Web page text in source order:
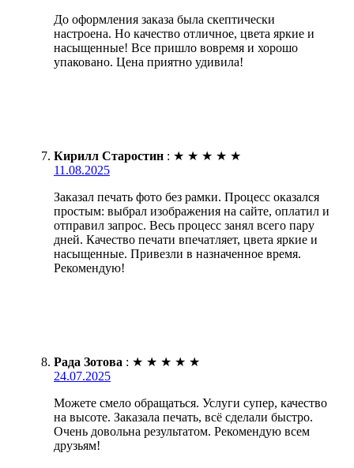
До оформления заказа была скептически
настроена. Но качество отличное, цвета яркие и
насыщенные! Все пришло вовремя и хорошо
упаковано. Цена приятно удивила!
Кирилл Старостин : ★ ★ ★ ★ ★
11.08.2025
Заказал печать фото без рамки. Процесс оказался
простым: выбрал изображения на сайте, оплатил и
отправил запрос. Весь процесс занял всего пару
дней. Качество печати впечатляет, цвета яркие и
насыщенные. Привезли в назначенное время.
Рекомендую!
Рада Зотова : ★ ★ ★ ★ ★
24.07.2025
Можете смело обращаться. Услуги супер, качество
на высоте. Заказала печать, всё сделали быстро.
Очень довольна результатом. Рекомендую всем
друзьям!